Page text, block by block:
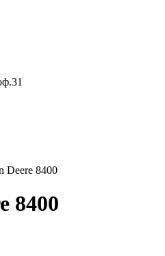
Deere 8400
8400